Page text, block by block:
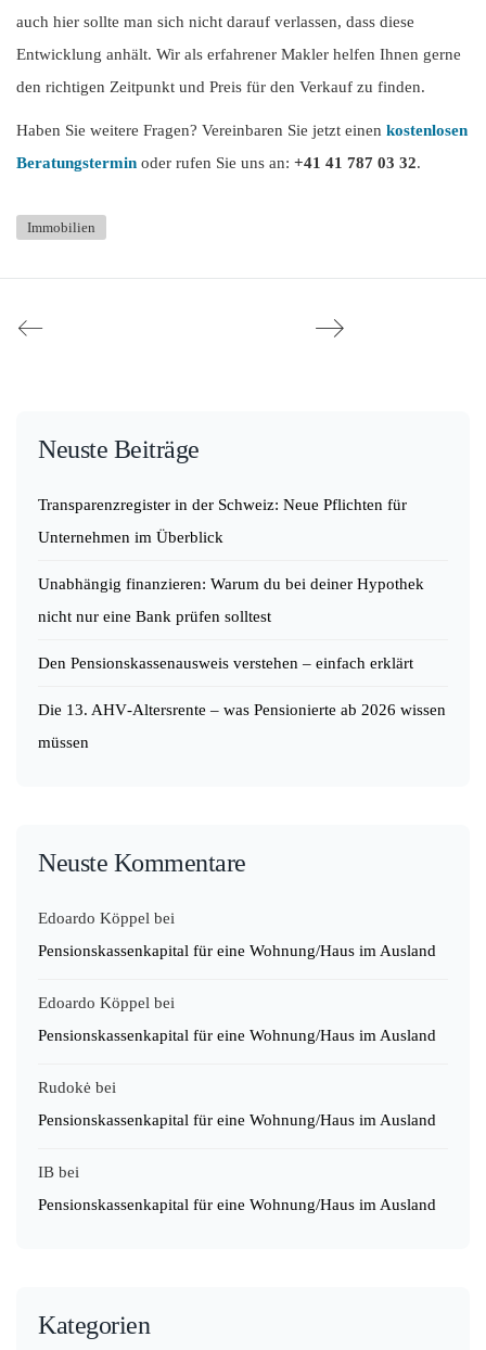
auch hier sollte man sich nicht darauf verlassen, dass diese
Entwicklung anhält. Wir als erfahrener Makler helfen Ihnen gerne
den richtigen Zeitpunkt und Preis für den Verkauf zu finden.
Haben Sie weitere Fragen? Vereinbaren Sie jetzt einen kostenlosen
Beratungstermin oder rufen Sie uns an: +41 41 787 03 32.
Immobilien
Neuste Beiträge
Transparenzregister in der Schweiz: Neue Pflichten für
Unternehmen im Überblick
Unabhängig finanzieren: Warum du bei deiner Hypothek
nicht nur eine Bank prüfen solltest
Den Pensionskassenausweis verstehen – einfach erklärt
Die 13. AHV‑Altersrente – was Pensionierte ab 2026 wissen
müssen
Neuste Kommentare
Edoardo Köppel bei
Pensionskassenkapital für eine Wohnung/Haus im Ausland
Edoardo Köppel bei
Pensionskassenkapital für eine Wohnung/Haus im Ausland
Rudokė bei
Pensionskassenkapital für eine Wohnung/Haus im Ausland
IB bei
Pensionskassenkapital für eine Wohnung/Haus im Ausland
Kategorien